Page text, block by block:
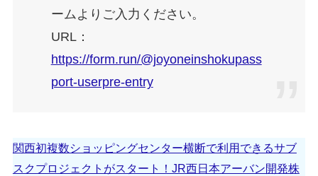
ームよりご入力ください。
URL：
https://form.run/@joyoneinshokupass
port-userpre-entry
関西初複数ショッピングセンター横断で利用できるサブ
スクプロジェクトがスタート！JR西日本アーバン開発株